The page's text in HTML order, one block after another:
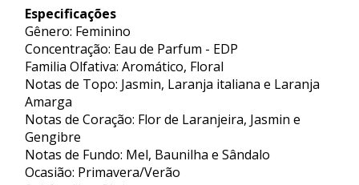
Especificações
Gênero: Feminino
Concentração: Eau de Parfum - EDP
Familia Olfativa: Aromático, Floral
Notas de Topo: Jasmin, Laranja italiana e Laranja
Amarga
Notas de Coração: Flor de Laranjeira, Jasmin e
Gengibre
Notas de Fundo: Mel, Baunilha e Sândalo
Ocasião: Primavera/Verão